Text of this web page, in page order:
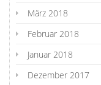
März 2018
Februar 2018
Januar 2018
Dezember 2017